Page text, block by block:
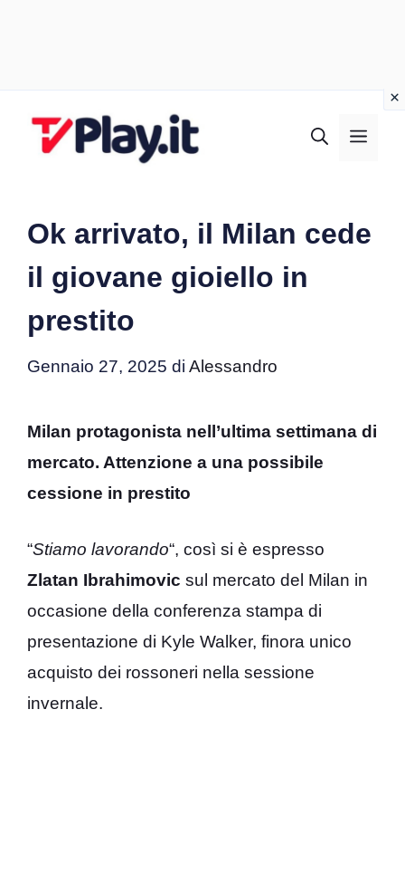
Ok arrivato, il Milan cede
il giovane gioiello in
prestito
Gennaio 27, 2025 di Alessandro
Milan protagonista nell’ultima settimana di
mercato. Attenzione a una possibile
cessione in prestito
“Stiamo lavorando“, così si è espresso
Zlatan Ibrahimovic sul mercato del Milan in
occasione della conferenza stampa di
presentazione di Kyle Walker, finora unico
acquisto dei rossoneri nella sessione
invernale.